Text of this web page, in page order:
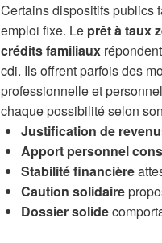
Certains dispositifs publics
emploi fixe. Le prêt à taux
crédits familiaux
cdi. Ils offrent parfois des
professionnelle et
chaque possibilité selon
Justification de
Apport personnel
Stabilité financière
Caution solidaire
Dossier solide